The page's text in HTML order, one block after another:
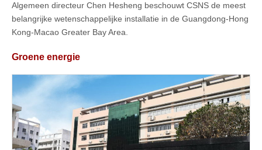
Algemeen directeur Chen Hesheng beschouwt CSNS de meest
belangrijke wetenschappelijke installatie in de Guangdong-Hong
Kong-Macao Greater Bay Area.
Groene energie